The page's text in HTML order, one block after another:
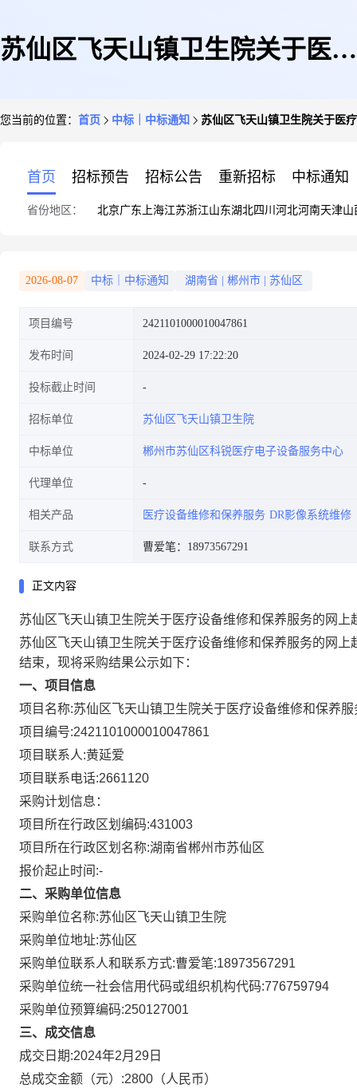
苏仙区飞天山镇卫生院关于医疗
您当前的位置： 首页 中标｜中标通知 苏仙区飞天山镇卫生院关于医
首页 招标预告 招标公告 重新招标 中标通知
省份地区： 北京广东 上海江苏浙江山东湖北四川 河北河南天津山
2026-08-07 中标｜中标通知 湖南省 郴州市 苏仙区
项目编号 2421101000010047861
发布时间 2024-02-29 17:22:20
投标截止时间
招标单位 苏仙区飞天山镇卫生院
中标单位 郴州市苏仙区科锐医疗电子设备服务中心
代理单位
相关产品 医疗设备维修和保养服务 DR影像系统维修
联系方式 曹爱笔：18973567291
正文内容
苏仙区飞天山镇卫生院关于医疗设备维修和保养服务的网上
苏仙区飞天山镇卫生院关于医疗设备维修和保养服务的网上
结束，现将采购结果公示如下：
一、项目信息
项目名称:苏仙区飞天山镇卫生院关于医疗设备维修和保养
项目编号:2421101000010047861
项目联系人:黄延爱
项目联系电话:2661120
采购计划信息：
项目所在行政区划编码:431003
项目所在行政区划名称:湖南省郴州市苏仙区
报价起止时间:-
二、采购单位信息
采购单位名称:苏仙区飞天山镇卫生院
采购单位地址:苏仙区
采购单位联系人和联系方式:曹爱笔:18973567291
采购单位统一社会信用代码或组织机构代码:776759794
采购单位预算编码:250127001
三、成交信息
成交日期:2024年2月29日
总成交金额（元）:2800 （人民币）